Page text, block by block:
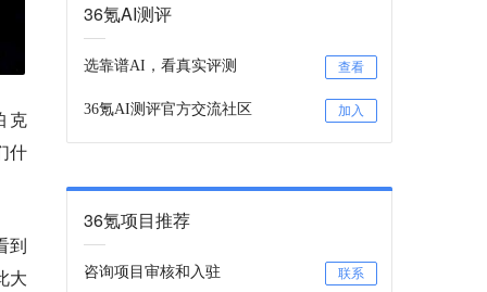
克
什
到
大
36氪AI测评
选靠谱AI，看真实评测 查看
36氪AI测评官方交流社区 加入
36氪项目推荐
咨询项目审核和入驻 联系